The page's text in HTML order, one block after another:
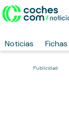
Noticias Fichas
Publicidad